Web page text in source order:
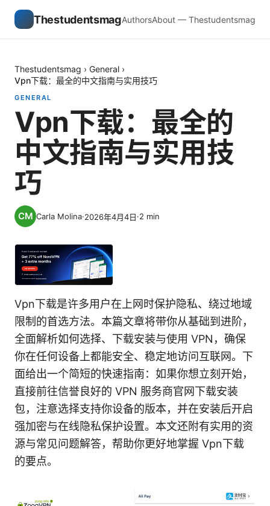
ThestudentsmagAuthorsAbout — Thestudentsmag
Thestudentsmag › General ›
Vpn下载：最全的中文指南与实用技巧
GENERAL
Vpn下载：最全的
中文指南与实用技
巧
Carla Molina·2026年4月4日·2 min
Vpn下载是许多用户在上网时保护隐私、绕过地域
限制的首选方法。本篇文章将带你从基础到进阶，
全面解析如何选择、下载安装与使用 VPN，确保
你在任何设备上都能安全、稳定地访问互联网。下
面给出一个简短的快速指南：如果你想立刻开始，
直接前往信誉良好的 VPN 服务商官网下载安装
包，注意选择支持你设备的版本，并在安装后开启
强加密与在线隐私保护设置。本文还附有实用的资
源与常见问题解答，帮助你更好地掌握 Vpn下载
的要点。